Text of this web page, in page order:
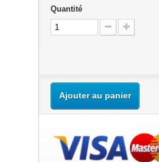
Quantité
Ajouter au panier